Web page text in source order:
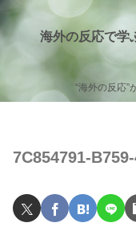
海外の反応で学
“海外の反応”
7C854791-